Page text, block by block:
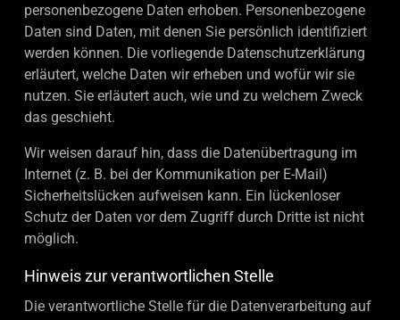
personenbezogene Daten erhoben. Personenbezogene
Daten sind Daten, mit denen Sie persönlich identifiziert
werden können. Die vorliegende Datenschutzerklärung
erläutert, welche Daten wir erheben und wofür wir sie
nutzen. Sie erläutert auch, wie und zu welchem Zweck
das geschieht.
Wir weisen darauf hin, dass die Datenübertragung im
Internet (z. B. bei der Kommunikation per E-Mail)
Sicherheitslücken aufweisen kann. Ein lückenloser
Schutz der Daten vor dem Zugriff durch Dritte ist nicht
möglich.
Hinweis zur verantwortlichen Stelle
Die verantwortliche Stelle für die Datenverarbeitung auf